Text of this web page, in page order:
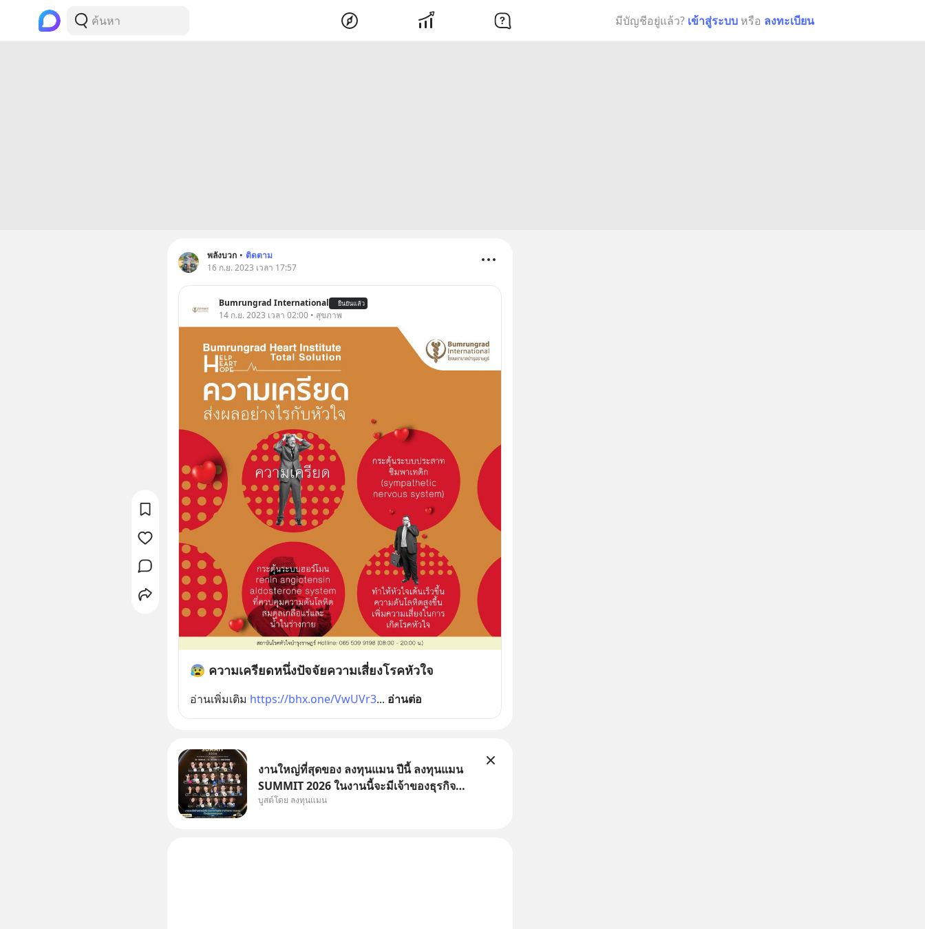
มีบัญชีอยู่แล้ว? เข้าสู่ระบบ หรือ ลงทะเบียน
พลังบวก • ติดตาม
16 ก.ย. 2023 เวลา 17:57
Bumrungrad International ยืนยันแล้ว
14 ก.ย. 2023 เวลา 02:00 • สุขภาพ
😰 ความเครียดหนึ่งปัจจัยความเสี่ยงโรคหัวใจ
อ่านเพิ่มเติม https://bhx.one/VwUVr3... อ่านต่อ
งานใหญ่ที่สุดของ ลงทุนแมน ปีนี้ ลงทุนแมน
SUMMIT 2026 ในงานนี้จะมีเจ้าของธุรกิจ
Dr.PONG, หมึกกรุบ, Srichand, Jones’
บูสต์โดย ลงทุนแมน